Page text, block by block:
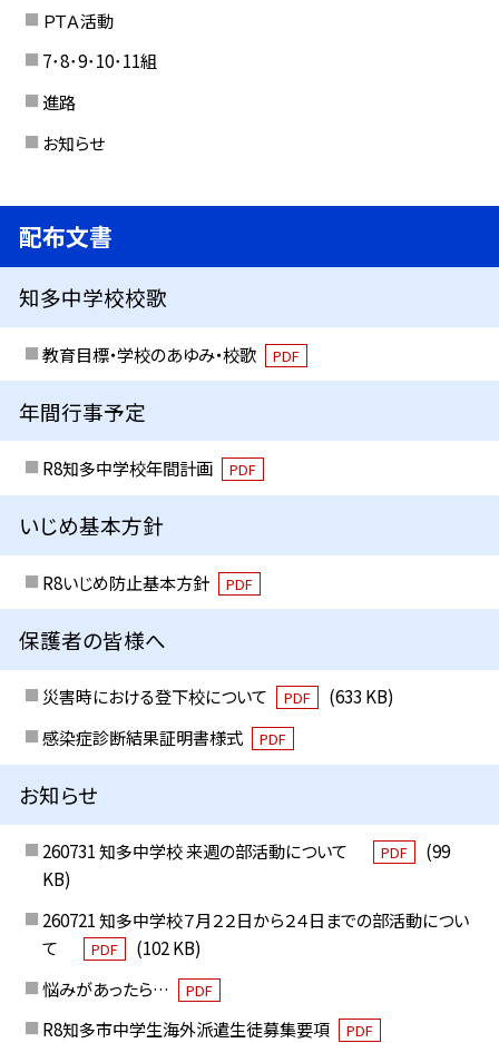
ＰＴＡ活動
7･8･9･10･11組
進路
お知らせ
配布文書
知多中学校校歌
教育目標・学校のあゆみ・校歌 PDF
年間行事予定
R8知多中学校年間計画 PDF
いじめ基本方針
R8いじめ防止基本方針 PDF
保護者の皆様へ
災害時における登下校について PDF
(633 KB)
感染症診断結果証明書様式
PDF
お知らせ
260731 知多中学校 来週の部活動について PDF
(99
KB)
260721 知多中学校７月２２日から２４日までの部活動につい
て
PDF
(102 KB)
悩みがあったら…
PDF
R8知多市中学生海外派遣生徒募集要項 PDF